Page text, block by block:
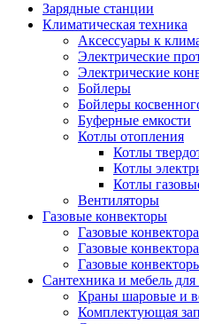
Зарядные станции
Климатическая техника
Аксессуары к
Электрические
Электрические
Бойлеры
Бойлеры
Буферные емкости
Котлы отопления
Котлы
Котлы
Котлы
Вентиляторы
Газовые конвекторы
Газовые
Газовые
Газовые
Сантехника и мебель
Краны шаровые и
Комплектующая